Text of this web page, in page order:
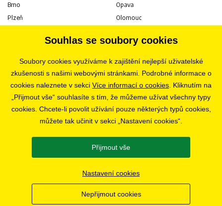
Brno
Plzeň
Ostrava
Opava
Olomouc
Pardubice
Liberec
Bratislava
KARIÉRA
SLEDUJTE NÁS
Souhlas se soubory cookies
Soubory cookies využíváme k zajištění nejlepší uživatelské
zkušenosti s našimi webovými stránkami. Podrobné informace o
cookies naleznete v sekci Více informací o cookies . Kliknutím na
„Přijmout vše“ souhlasíte s tím, že můžeme užívat všechny typy
cookies. Chcete-li povolit užívání pouze některých typů cookies,
můžete tak učinit v sekci „Nastavení cookies“.
Přijmout vše
Nastavení cookies
Nepřijmout cookies